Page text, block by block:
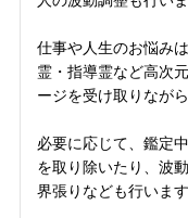
仕事や人生のお悩み
霊・指導霊など高次
ージを受け取りなが
必要に応じて、鑑定
を取り除いたり、波
界張りなども行います